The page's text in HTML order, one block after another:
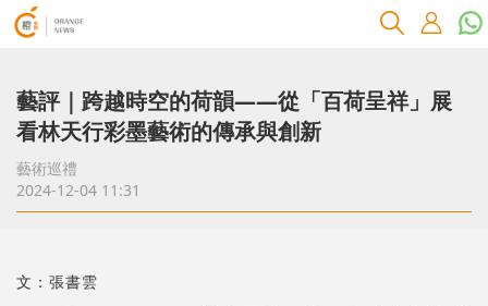
藝評｜跨越時空的荷韻——從「百荷呈祥」展
看林天行彩墨藝術的傳承與創新
藝術巡禮
2024-12-04 11:31
文：張書雲